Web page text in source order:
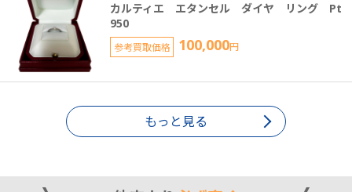
カルティエ エタンセル ダイヤ リング Pt
950
参考買取価格 100,000円
もっと見る